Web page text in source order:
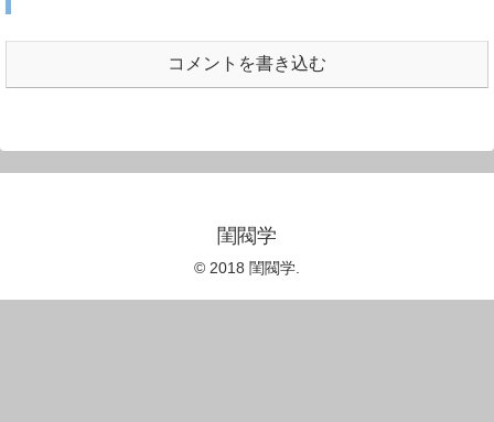
コメントを書き込む
閨閥学
© 2018 閨閥学.